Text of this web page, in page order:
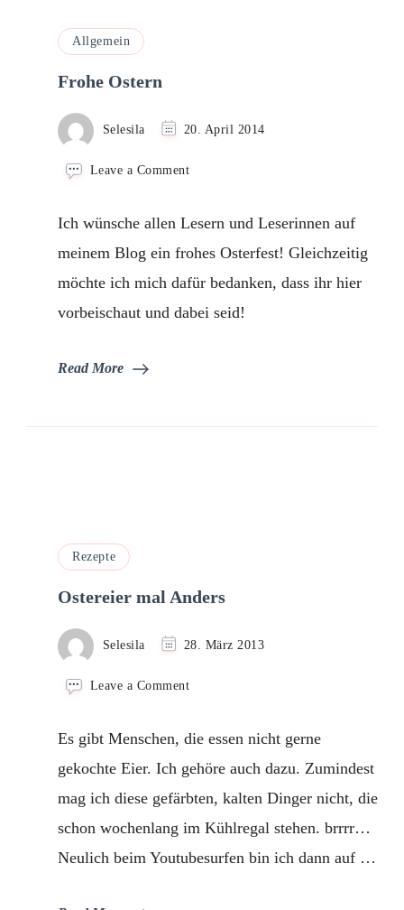
Allgemein
Frohe Ostern
Selesila 20. April 2014
Leave a Commenton
Ich wünsche allen Lesern und Leserinnen auf
meinem Blog ein frohes Osterfest! Gleichzeitig
möchte ich mich dafür bedanken, dass ihr hier
vorbeischaut und dabei seid!
Read More
Rezepte
Ostereier mal Anders
Selesila 28. März 2013
Leave a Commenton
Anders
Es gibt Menschen, die essen nicht gerne
gekochte Eier. Ich gehöre auch dazu. Zumindest
mag ich diese gefärbten, kalten Dinger nicht, die
schon wochenlang im Kühlregal stehen. brrrr…
Neulich beim Youtubesurfen bin ich dann auf …